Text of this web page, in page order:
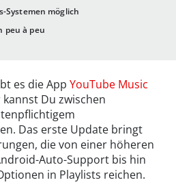
Systemen möglich
peu à peu
es die App YouTube Music
Du zwischen
Das erste Update bringt
die von einer höheren
Auto-Support bis hin
in Playlists reichen.